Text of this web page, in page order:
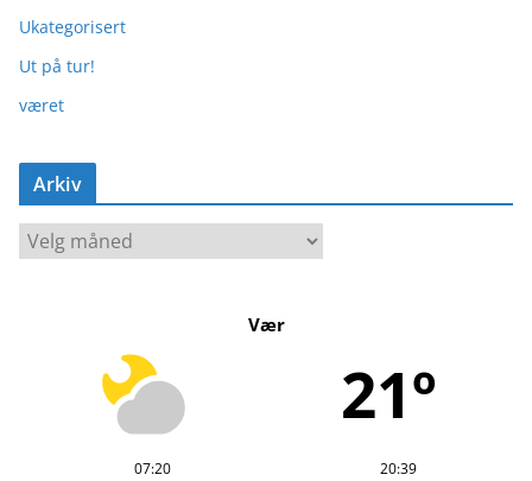
Ukategorisert
Ut på tur!
været
Arkiv
A
r
Vær
21º
07:20
20:39